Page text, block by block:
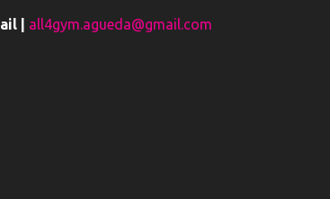
| all4gym.agueda@gmail.com